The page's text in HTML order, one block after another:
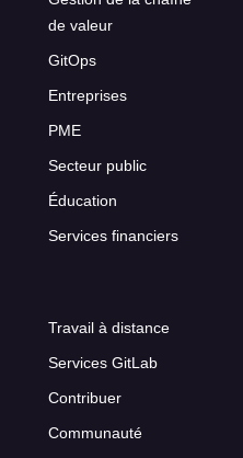
de valeur
GitOps
Entreprises
PME
Secteur public
Éducation
Services financiers
Travail à distance
Services GitLab
Contribuer
Communauté